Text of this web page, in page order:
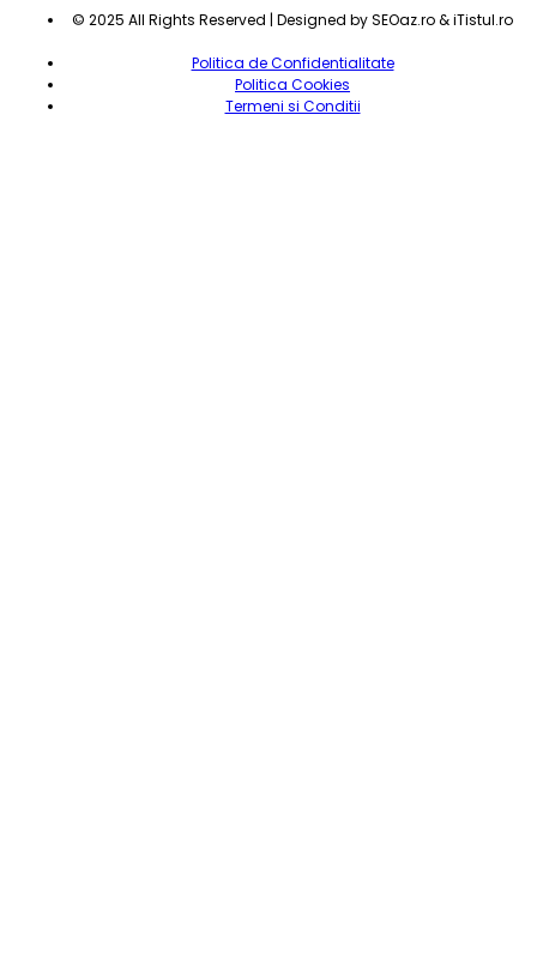
© 2025 All Rights Reserved | Designed by SEOaz.ro & iTistul.ro
Politica de Confidentialitate
Politica Cookies
Termeni si Conditii